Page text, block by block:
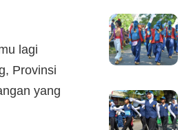
lagi
Provinsi
yang